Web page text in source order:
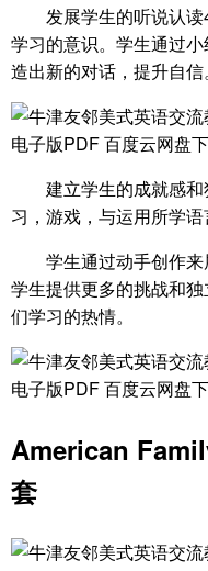
发展学生的听说认
学习的意识。学生通过
造出新的对话，提升自信。
建立学生的成就感
习，游戏，与运用所学语
学生通过动手创作
学生提供更多的挑战和
们学习的热情。
American
套